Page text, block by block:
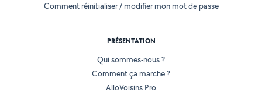
Comment réinitialiser / modifier mon mot de passe
PRÉSENTATION
Qui sommes-nous ?
Comment ça marche ?
AlloVoisins Pro